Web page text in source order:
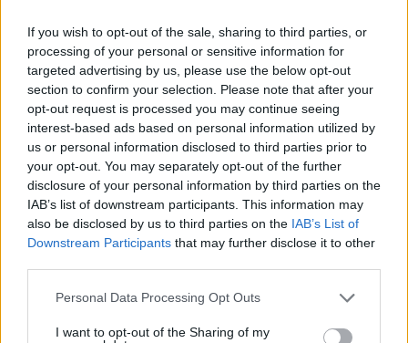
If you wish to opt-out of the sale, sharing to third parties, or
processing of your personal or sensitive information for
targeted advertising by us, please use the below opt-out
section to confirm your selection. Please note that after your
opt-out request is processed you may continue seeing
interest-based ads based on personal information utilized by
us or personal information disclosed to third parties prior to
your opt-out. You may separately opt-out of the further
disclosure of your personal information by third parties on the
IAB’s list of downstream participants. This information may
also be disclosed by us to third parties on the IAB’s List of
Downstream Participants that may further disclose it to other
Please note that this website/app uses one or more Google
not limited to your visit or usage behaviour. You may click to
Personal Data Processing Opt Outs
I want to opt-out of the Sharing of my
Είδος υπό εξαφάνιση οι υπερπολύτεκνοι στην
Ελλάδα που γερνάει: Τα... δύο ταψιά μεσημεριανό,